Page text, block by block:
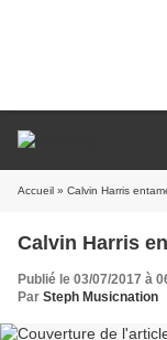
Accueil » Calvin Harris
Calvin Harris
Publié le 03/07/2017 à
Par Steph Musicnation